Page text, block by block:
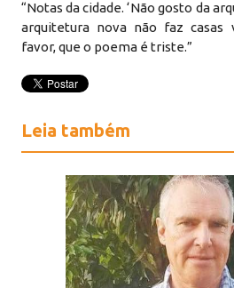
“Notas da cidade. ‘Não gosto da
arquitetura nova não faz casas
favor, que o poema é triste.”
Leia também